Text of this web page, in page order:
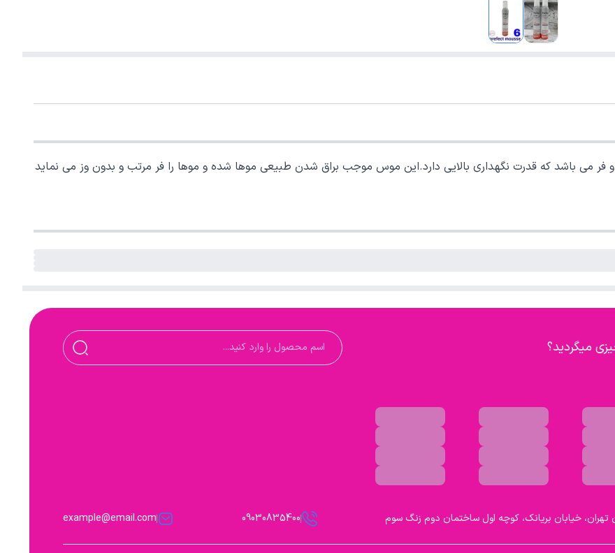
برای موهای حالت دار و فر می باشد که قدرت نگهداری بالایی دارد.این موس موجب براق شدن طبیعی موها شده و موها را فر مرتب و بدون وز می نماید
میگردید؟
تهران، خیابان بریانک، کوچه اول ساختمان دوم زنگ سوم 09030835400
example@email.com